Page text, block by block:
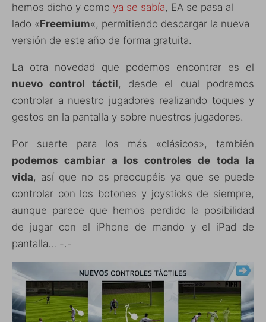
hemos dicho y como ya se sabía, EA se pasa al
lado «Freemium«, permitiendo descargar la nueva
versión de este año de forma gratuita.
La otra novedad que podemos encontrar es el
nuevo control táctil, desde el cual podremos
controlar a nuestro jugadores realizando toques y
gestos en la pantalla y sobre nuestros jugadores.
Por suerte para los más «clásicos», también
podemos cambiar a los controles de toda la
vida, así que no os preocupéis ya que se puede
controlar con los botones y joysticks de siempre,
aunque parece que hemos perdido la posibilidad
de jugar con el iPhone de mando y el iPad de
pantalla… -.-